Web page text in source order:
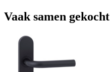
Vaak samen gekocht